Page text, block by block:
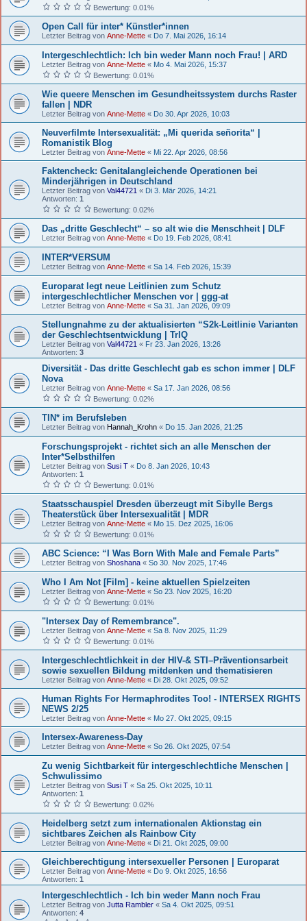
Bewertung: 0.01%
Open Call für inter* Künstler*innen
Letzter Beitrag von Anne-Mette « Do 7. Mai 2026, 16:14
Intergeschlechtlich: Ich bin weder Mann noch Frau! | ARD
Letzter Beitrag von Anne-Mette « Mo 4. Mai 2026, 15:37
Bewertung: 0.01%
Wie queere Menschen im Gesundheitssystem durchs Raster
fallen | NDR
Letzter Beitrag von Anne-Mette « Do 30. Apr 2026, 10:03
Neuverfilmte Intersexualität: „Mi querida señorita“ |
Romanistik Blog
Letzter Beitrag von Anne-Mette « Mi 22. Apr 2026, 08:56
Faktencheck: Genitalangleichende Operationen bei
Minderjährigen in Deutschland
Letzter Beitrag von Val44721 « Di 3. Mär 2026, 14:21
Antworten: 1
Bewertung: 0.02%
Das „dritte Geschlecht“ – so alt wie die Menschheit | DLF
Letzter Beitrag von Anne-Mette « Do 19. Feb 2026, 08:41
INTER*VERSUM
Letzter Beitrag von Anne-Mette « Sa 14. Feb 2026, 15:39
Europarat legt neue Leitlinien zum Schutz
intergeschlechtlicher Menschen vor | ggg-at
Letzter Beitrag von Anne-Mette « Sa 31. Jan 2026, 09:09
Stellungnahme zu der aktualisierten “S2k-Leitlinie Varianten
der Geschlechtsentwicklung | TrIQ
Letzter Beitrag von Val44721 « Fr 23. Jan 2026, 13:26
Antworten: 3
Diversität - Das dritte Geschlecht gab es schon immer | DLF
Nova
Letzter Beitrag von Anne-Mette « Sa 17. Jan 2026, 08:56
Bewertung: 0.02%
TIN* im Berufsleben
Letzter Beitrag von Hannah_Krohn « Do 15. Jan 2026, 21:25
Forschungsprojekt - richtet sich an alle Menschen der
Inter*Selbsthilfen
Letzter Beitrag von Susi T « Do 8. Jan 2026, 10:43
Antworten: 1
Bewertung: 0.01%
Staatsschauspiel Dresden überzeugt mit Sibylle Bergs
Theaterstück über Intersexualität | MDR
Letzter Beitrag von Anne-Mette « Mo 15. Dez 2025, 16:06
Bewertung: 0.01%
ABC Science: “I Was Born With Male and Female Parts”
Letzter Beitrag von Shoshana « So 30. Nov 2025, 17:46
Who I Am Not [Film] - keine aktuellen Spielzeiten
Letzter Beitrag von Anne-Mette « So 23. Nov 2025, 16:20
Bewertung: 0.01%
"Intersex Day of Remembrance".
Letzter Beitrag von Anne-Mette « Sa 8. Nov 2025, 11:29
Bewertung: 0.01%
Intergeschlechtlichkeit in der HIV-& STI–Präventionsarbeit
sowie sexuellen Bildung mitdenken und thematisieren
Letzter Beitrag von Anne-Mette « Di 28. Okt 2025, 09:52
Human Rights For Hermaphrodites Too! - INTERSEX RIGHTS
NEWS 2/25
Letzter Beitrag von Anne-Mette « Mo 27. Okt 2025, 09:15
Intersex-Awareness-Day
Letzter Beitrag von Anne-Mette « So 26. Okt 2025, 07:54
Zu wenig Sichtbarkeit für intergeschlechtliche Menschen |
Schwulissimo
Letzter Beitrag von Susi T « Sa 25. Okt 2025, 10:11
Antworten: 1
Bewertung: 0.02%
Heidelberg setzt zum internationalen Aktionstag ein
sichtbares Zeichen als Rainbow City
Letzter Beitrag von Anne-Mette « Di 21. Okt 2025, 09:00
Gleichberechtigung intersexueller Personen | Europarat
Letzter Beitrag von Anne-Mette « Do 9. Okt 2025, 16:56
Antworten: 1
Intergeschlechtlich - Ich bin weder Mann noch Frau
Letzter Beitrag von Jutta Rambler « Sa 4. Okt 2025, 09:51
Antworten: 4